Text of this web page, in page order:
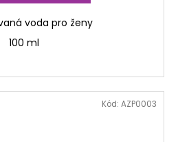
voda pro ženy
100 ml
Kód: AZP0003